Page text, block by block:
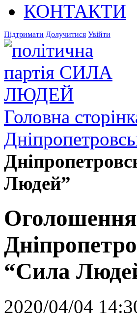
КОНТАКТИ
Підтримати Долучитися Увійти
Головна
Людей”
“Сила
2020/04/04